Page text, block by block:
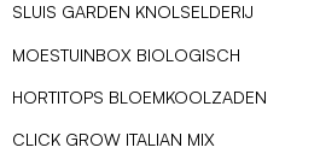
SLUIS GARDEN KNOLSELDERIJ
MOESTUINBOX BIOLOGISCH
HORTITOPS BLOEMKOOLZADEN
CLICK GROW ITALIAN MIX